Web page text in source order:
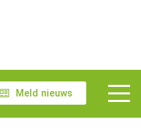
Meld nieuws